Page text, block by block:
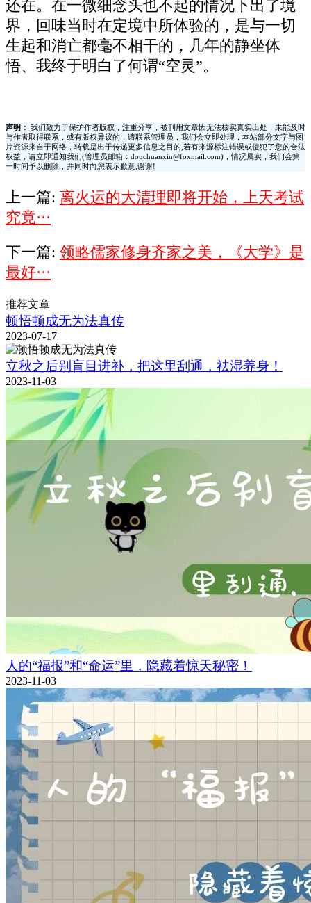
还在。在一微细念头也不起的情况下出了境
界，回味当时在定境中所体验的，是与一切
生起和消亡都毫不相干的，几年的静坐体
悟、我终于明白了何谓“空灵”。
声明：
我们致力于保护作者版权，注重分享，被刊用文章因无法核实真实出处，未能及时
与作者取得联系，或有版权异议的，请联系管理员，我们会立即处理，本站部分文字与图
片资源来自于网络，转载是出于传递更多信息之目的,若有来源标注错误或侵犯了您的合法
权益，请立即通知我们(管理员邮箱：douchuanxin@foxmail.com)，情况属实，我们会第
一时间予以删除，并同时向您表示歉意,谢谢!
上一篇: 离火运的大清理即将开始，上天考试
究竟···
下一篇: 领略儒家修身齐家之美，《大学》是
最好···
推荐文章
顿悟顿成无为法真传
2023-07-17
立秋之后别盲目进补，把这里刮通，祛湿养身！
2023-11-03
人的“福报”和“命运”里，隐藏着惊天秘密！
2023-11-03